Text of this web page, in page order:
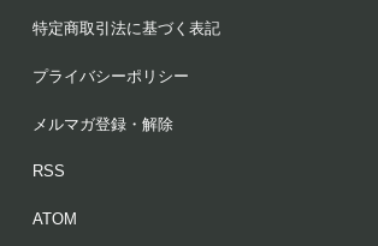
特定商取引法に基づく表記
プライバシーポリシー
メルマガ登録・解除
RSS
ATOM